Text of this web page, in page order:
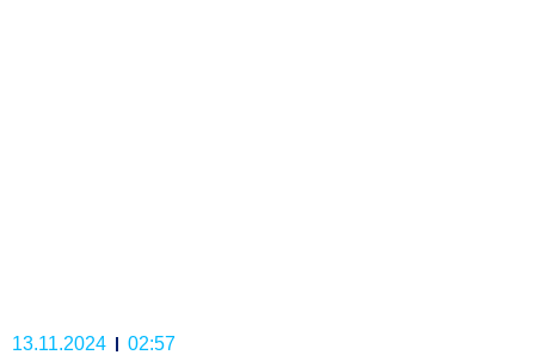
13.11.2024 02:57